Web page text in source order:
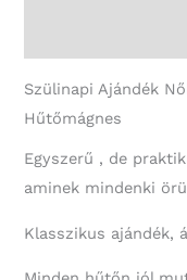
Szülinapi Ajándék
Hűtőmágnes
Egyszerű , de
aminek mindenki
Klasszikus ajándék,